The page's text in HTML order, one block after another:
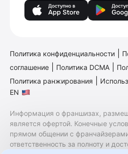
Политика конфиденциальности
соглашение
Политика DCMA
Политика ранжирования
EN
Информация о франшизах,
является офертой. Конечные
прямом общении с
ответственность за полноту и